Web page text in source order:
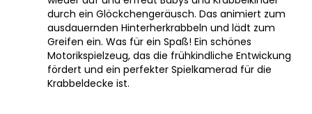
durch ein Glöckchengeräusch. Das animiert zum
ausdauernden Hinterherkrabbeln und lädt zum
Greifen ein. Was für ein Spaß! Ein schönes
Motorikspielzeug, das die frühkindliche Entwickung
fördert und ein perfekter Spielkamerad für die
Krabbeldecke ist.